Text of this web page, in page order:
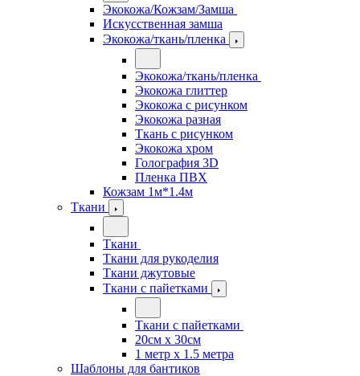
Экокожа/Кожзам/Замша
Искусственная замша
Экокожа/ткань/пленка
Экокожа/ткань/пленка
Экокожа глиттер
Экокожа с рисунком
Экокожа разная
Ткань с рисунком
Экокожа хром
Голография 3D
Пленка ПВХ
Кожзам 1м*1.4м
Ткани
Ткани
Ткани для рукоделия
Ткани джутовые
Ткани с пайетками
Ткани с пайетками
20см х 30см
1 метр х 1.5 метра
Шаблоны для бантиков